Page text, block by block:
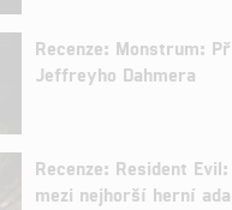
Recenze: Monstrum:
Jeffreyho Dahmera
Recenze: Resident
mezi nejhorší herní